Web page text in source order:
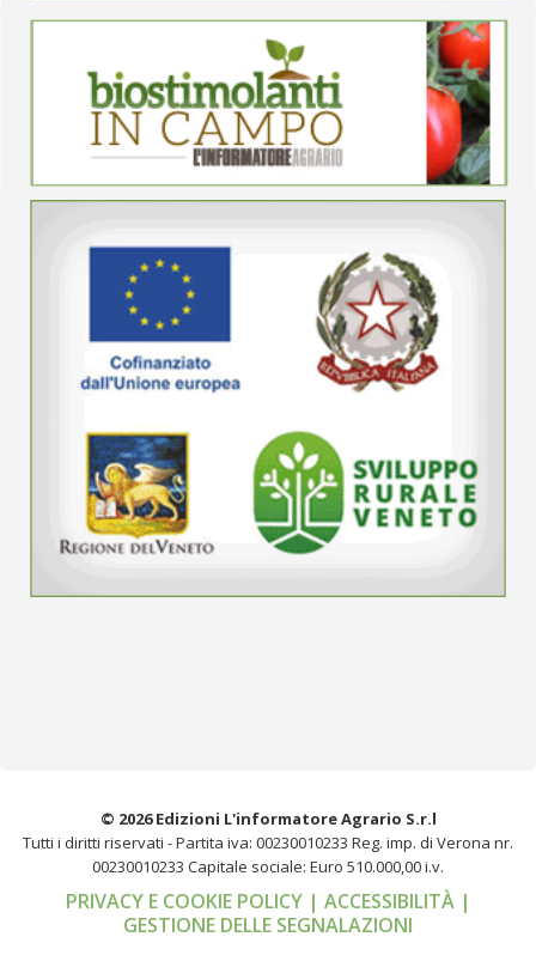
© 2026 Edizioni L'informatore Agrario S.r.l
Tutti i diritti riservati -Partita iva: 00230010233 Reg. imp. di Verona nr.
00230010233 Capitale sociale: Euro 510.000,00 i.v.
PRIVACY E COOKIE POLICY | ACCESSIBILITÀ |
GESTIONE DELLE SEGNALAZIONI